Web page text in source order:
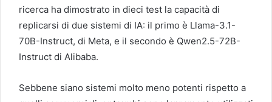
ricerca ha dimostrato in dieci test la capacità di
replicarsi di due sistemi di IA: il primo è Llama-3.1-
70B-Instruct, di Meta, e il secondo è Qwen2.5-72B-
Instruct di Alibaba.
Sebbene siano sistemi molto meno potenti rispetto a